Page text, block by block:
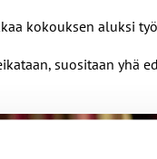
kokouksen aluksi
suositaan